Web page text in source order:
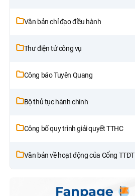
Văn bản chỉ đạo điều hành
Thư điện tử công vụ
Công báo Tuyên Quang
Bộ thủ tục hành chính
Công bố quy trình giải quyết TTHC
Văn bản về hoạt động của Cổng TTĐT